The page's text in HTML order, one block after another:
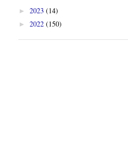
► 2023 (14)
► 2022 (150)